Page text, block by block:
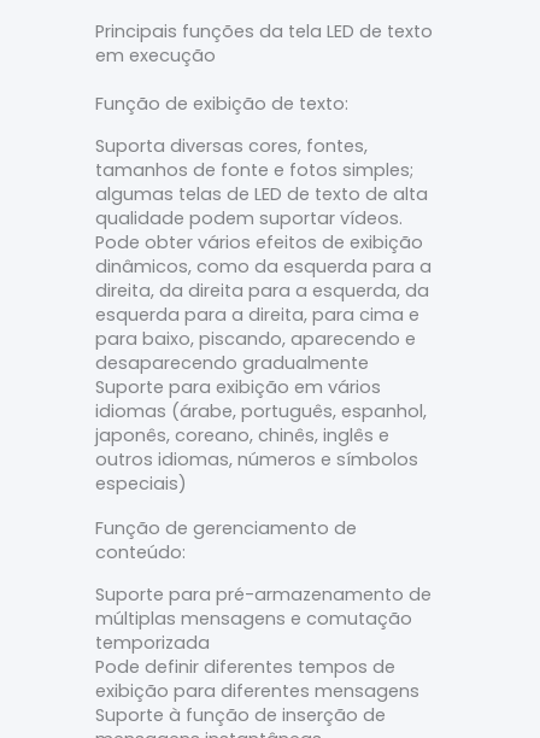
Principais funções da tela LED de texto
em execução
Função de exibição de texto:
Suporta diversas cores, fontes,
tamanhos de fonte e fotos simples;
algumas telas de LED de texto de alta
qualidade podem suportar vídeos.
Pode obter vários efeitos de exibição
dinâmicos, como da esquerda para a
direita, da direita para a esquerda, da
esquerda para a direita, para cima e
para baixo, piscando, aparecendo e
desaparecendo gradualmente
Suporte para exibição em vários
idiomas (árabe, português, espanhol,
japonês, coreano, chinês, inglês e
outros idiomas, números e símbolos
especiais)
Função de gerenciamento de
conteúdo:
Suporte para pré-armazenamento de
múltiplas mensagens e comutação
temporizada
Pode definir diferentes tempos de
exibição para diferentes mensagens
Suporte à função de inserção de